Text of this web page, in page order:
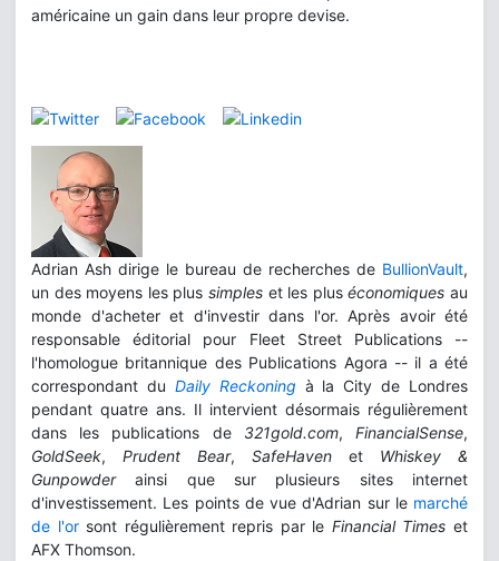
américaine un gain dans leur propre devise.
Adrian Ash dirige le bureau de recherches de BullionVault,
un des moyens les plus simples et les pluséconomiquesau
monde d'acheter et d'investir dans l'or. Après avoir été
responsable éditorial pour Fleet Street Publications --
l'homologue britannique des Publications Agora -- il a été
correspondant du Daily Reckoning à la City de Londres
pendant quatre ans. Il intervient désormais régulièrement
dans les publications de 321gold.com,FinancialSense,
GoldSeek, Prudent Bear, SafeHaven et Whiskey &
Gunpowderainsi que sur plusieurs sites internet
d'investissement. Les points de vue d'Adrian sur le marché
de l'orsont régulièrement repris par le Financial Times et
AFX Thomson.